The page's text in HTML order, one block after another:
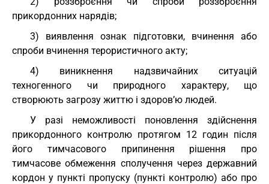
прикордонних нарядів;
3) виявлення ознак підготовки, вчинення або
спроби вчинення терористичного акту;
4) виникнення надзвичайних ситуацій
техногенного чи природного характеру, що
створюють загрозу життю і здоров’ю людей.
У разі неможливості поновлення здійснення
прикордонного контролю протягом 12 годин після
його тимчасового припинення рішення про
тимчасове обмеження сполучення через державний
кордон у пункті пропуску (пункті контролю) або про